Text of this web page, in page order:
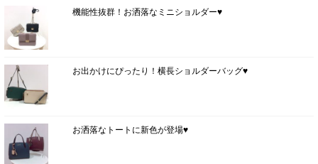
機能性抜群！お洒落なミニショルダー♥
お出かけにぴったり！横長ショルダーバッグ♥
お洒落なトートに新色が登場♥